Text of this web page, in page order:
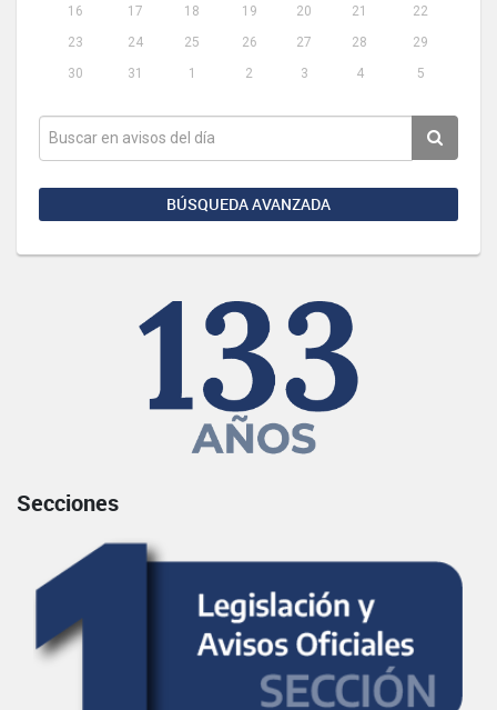
16
17 18 19 20 21
22
23
24 25 26 27 28
29
30
31 1 2 3 4 5
BÚSQUEDA AVANZADA
Secciones